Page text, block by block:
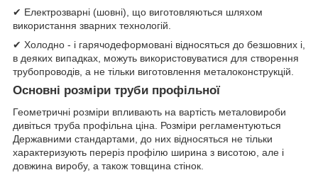
✔ Електрозварні (шовні), що виготовляються шляхом
використання зварних технологій.
✔ Холодно - і гарячодеформовані відносяться до безшовних і,
в деяких випадках, можуть використовуватися для створення
трубопроводів, а не тільки виготовлення металоконструкцій.
Основні розміри труби профільної
Геометричні розміри впливають на вартість металовироби
дивіться труба профільна ціна. Розміри регламентуються
Державними стандартами, до них відносяться не тільки
характеризують переріз профілю ширина з висотою, але і
довжина виробу, а також товщина стінок.